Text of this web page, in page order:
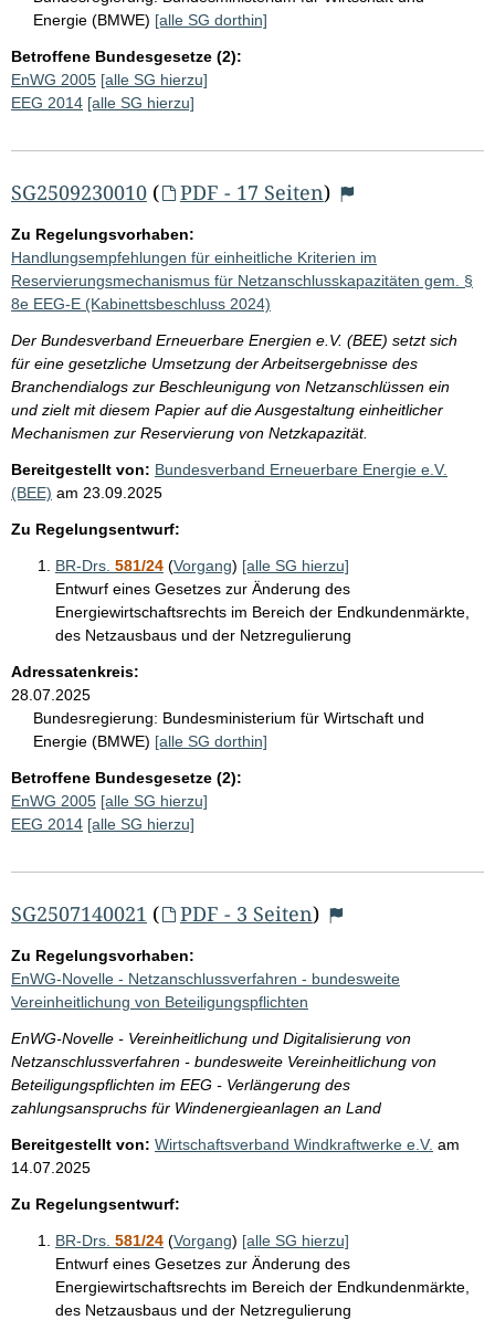
Energie (BMWE) [alle SG dorthin]
Betroffene Bundesgesetze (2):
EnWG 2005 [alle SG hierzu]
EEG 2014 [alle SG hierzu]
SG2509230010 ( PDF - 17 Seiten)
Zu Regelungsvorhaben:
Handlungsempfehlungen für einheitliche Kriterien im
Reservierungsmechanismus für Netzanschlusskapazitäten gem. §
8e EEG-E (Kabinettsbeschluss 2024)
Der Bundesverband Erneuerbare Energien e.V. (BEE) setzt sich
für eine gesetzliche Umsetzung der Arbeitsergebnisse des
Branchendialogs zur Beschleunigung von Netzanschlüssen ein
und zielt mit diesem Papier auf die Ausgestaltung einheitlicher
Mechanismen zur Reservierung von Netzkapazität.
Bereitgestellt von: Bundesverband Erneuerbare Energie e.V.
(BEE) am 23.09.2025
Zu Regelungsentwurf:
BR-Drs. 581/24 (Vorgang) [alle SG hierzu]
Entwurf eines Gesetzes zur Änderung des
Energiewirtschaftsrechts im Bereich der Endkundenmärkte,
des Netzausbaus und der Netzregulierung
Adressatenkreis:
28.07.2025
Bundesregierung: Bundesministerium für Wirtschaft und
Energie (BMWE) [alle SG dorthin]
Betroffene Bundesgesetze (2):
EnWG 2005 [alle SG hierzu]
EEG 2014 [alle SG hierzu]
SG2507140021 ( PDF - 3 Seiten)
Zu Regelungsvorhaben:
EnWG-Novelle - Netzanschlussverfahren - bundesweite
Vereinheitlichung von Beteiligungspflichten
EnWG-Novelle - Vereinheitlichung und Digitalisierung von
Netzanschlussverfahren - bundesweite Vereinheitlichung von
Beteiligungspflichten im EEG - Verlängerung des
zahlungsanspruchs für Windenergieanlagen an Land
Bereitgestellt von: Wirtschaftsverband Windkraftwerke e.V. am
14.07.2025
Zu Regelungsentwurf:
BR-Drs. 581/24 (Vorgang) [alle SG hierzu]
Entwurf eines Gesetzes zur Änderung des
Energiewirtschaftsrechts im Bereich der Endkundenmärkte,
des Netzausbaus und der Netzregulierung